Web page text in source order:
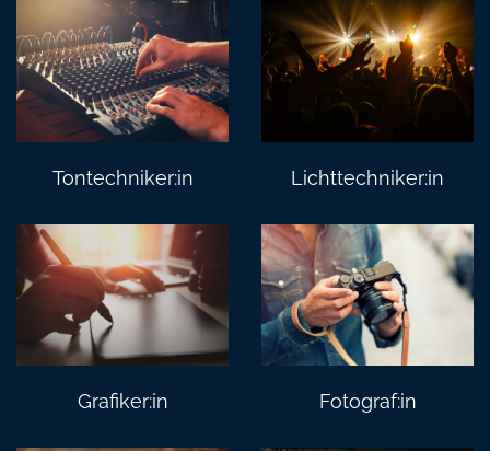
Tontechniker:in Lichttechniker:in
Grafiker:in Fotograf:in